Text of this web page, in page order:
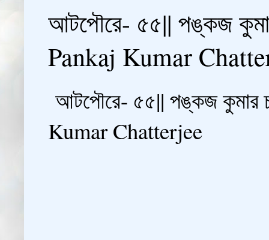
আটপৌরে- ৫৫|| পঙ্কজ
Pankaj Kumar
আটপৌরে- ৫৫|| পঙ্কজ কুমার
Kumar Chatterjee